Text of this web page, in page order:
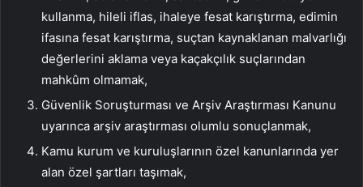
kullanma, hileli iflas, ihaleye fesat karıştırma, edimin
ifasına fesat karıştırma, suçtan kaynaklanan malvarlığı
değerlerini aklama veya kaçakçılık suçlarından
mahkûm olmamak,
Güvenlik Soruşturması ve Arşiv Araştırması Kanunu
uyarınca arşiv araştırması olumlu sonuçlanmak,
Kamu kurum ve kuruluşlarının özel kanunlarında yer
alan özel şartları taşımak,